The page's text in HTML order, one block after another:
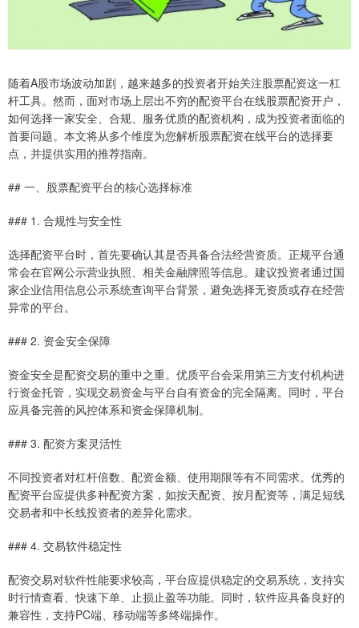
随着A股市场波动加剧，越来越多的投资者开始关注股票配资这一杠
杆工具。然而，面对市场上层出不穷的配资平台在线股票配资开户，
如何选择一家安全、合规、服务优质的配资机构，成为投资者面临的
首要问题。本文将从多个维度为您解析股票配资在线平台的选择要
点，并提供实用的推荐指南。
## 一、股票配资平台的核心选择标准
### 1. 合规性与安全性
选择配资平台时，首先要确认其是否具备合法经营资质。正规平台通
常会在官网公示营业执照、相关金融牌照等信息。建议投资者通过国
家企业信用信息公示系统查询平台背景，避免选择无资质或存在经营
异常的平台。
### 2. 资金安全保障
资金安全是配资交易的重中之重。优质平台会采用第三方支付机构进
行资金托管，实现交易资金与平台自有资金的完全隔离。同时，平台
应具备完善的风控体系和资金保障机制。
### 3. 配资方案灵活性
不同投资者对杠杆倍数、配资金额、使用期限等有不同需求。优秀的
配资平台应提供多种配资方案，如按天配资、按月配资等，满足短线
交易者和中长线投资者的差异化需求。
### 4. 交易软件稳定性
配资交易对软件性能要求较高，平台应提供稳定的交易系统，支持实
时行情查看、快速下单、止损止盈等功能。同时，软件应具备良好的
兼容性，支持PC端、移动端等多终端操作。